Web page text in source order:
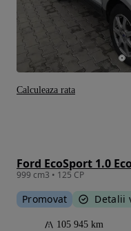
Ford EcoSport 1.0
999 cm3 • 125 CP
Promovat Detalii
105 945 km
Calculeaza rata